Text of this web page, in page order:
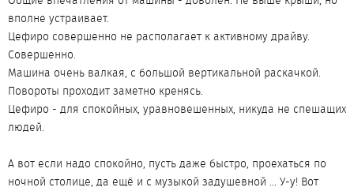
вполне устраивает.
Цефиро совершенно не располагает к активному драйву.
Совершенно.
Машина очень валкая, с большой вертикальной раскачкой.
Повороты проходит заметно кренясь.
Цефиро - для спокойных, уравновешенных, никуда не спешащих
людей.
А вот если надо спокойно, пусть даже быстро, проехаться по
ночной столице, да ещё и с музыкой задушевной ... У-у! Вот